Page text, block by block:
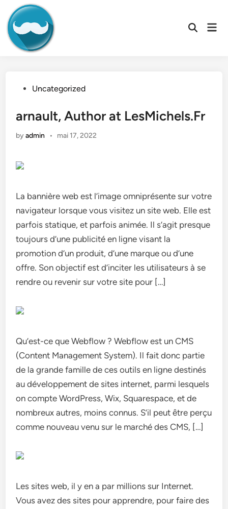
content
Open
PostedUncategorized
arnault, Author at LesMichels.Fr
byadmin • mai 17, 2022
La bannière web est l’image omniprésente sur votre
navigateur lorsque vous visitez un site web. Elle est
parfois statique, et parfois animée. Il s’agit presque
toujours d’une publicité en ligne visant la
promotion d’un produit, d’une marque ou d’une
offre. Son objectif est d’inciter les utilisateurs à se
rendre ou revenir sur votre site pour […]
Qu’est-ce que Webflow ? Webflow est un CMS
(Content Management System). Il fait donc partie
de la grande famille de ces outils en ligne destinés
au développement de sites internet, parmi lesquels
on compte WordPress, Wix, Squarespace, et de
nombreux autres, moins connus. S’il peut être perçu
comme nouveau venu sur le marché des CMS, […]
Les sites web, il y en a par millions sur Internet.
Vous avez des sites pour apprendre, pour faire des